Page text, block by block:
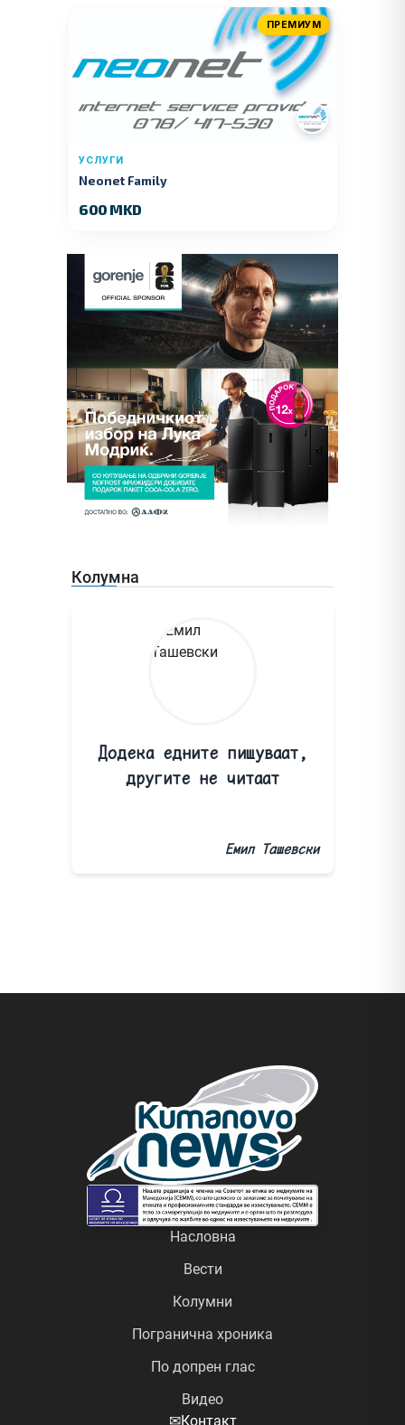
ПРЕМИУМ
УСЛУГИ
Neonet Family
600 MKD
Колумна
Додека едните пишуваат,
другите не читаат
Емил Ташевски
Насловна
Вести
Колумни
Погранична хроника
По допрен глас
Видео
✉Контакт